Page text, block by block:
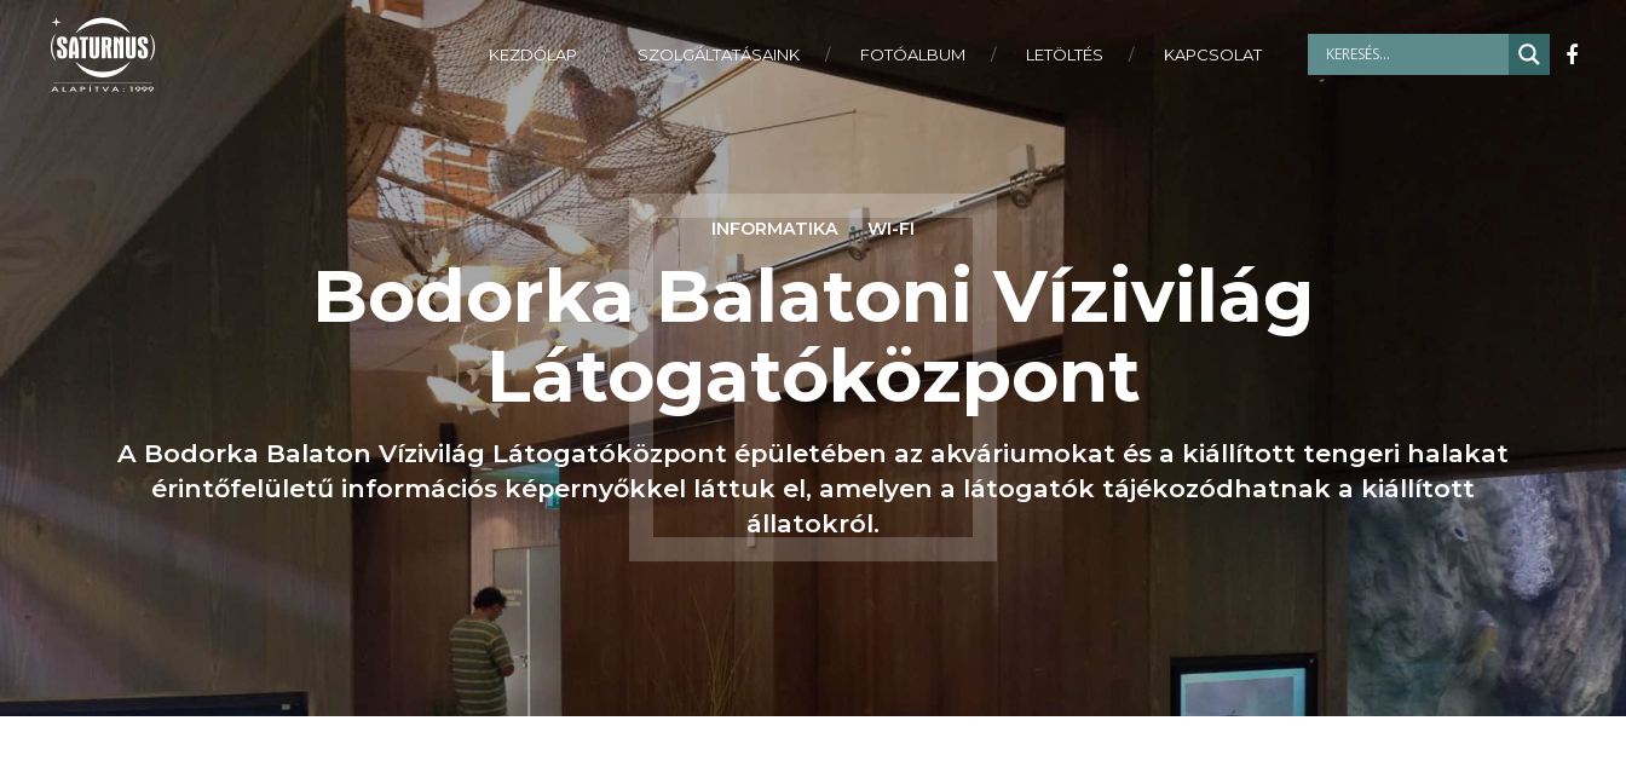
KEZDŐLAP SZOLGÁLTATÁSAINK FOTÓALBUM LETÖLTÉS KAPCSOLAT
INFORMATIKA WI-FI
Bodorka Balatoni Vízivilág
Látogatóközpont
A Bodorka Balaton Vízivilág Látogatóközpont épületében az akváriumokat és a kiállított tengeri halakat
érintőfelületű információs képernyőkkel láttuk el, amelyen a látogatók tájékozódhatnak a kiállított
állatokról.